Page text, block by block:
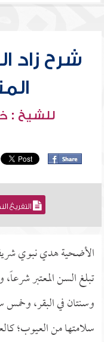
شرح زاد
للشيخ :
التفريغ
الأضحية هدي نبوي
تبلغ السن المعتبر
وسنتان في البقر،
سلامتها من العيوب؛